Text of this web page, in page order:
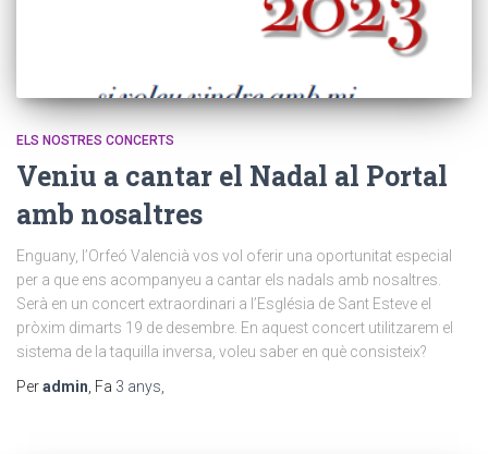
ELS NOSTRES CONCERTS
Veniu a cantar el Nadal al Portal
amb nosaltres
Enguany, l’Orfeó Valencià vos vol oferir una oportunitat especial
per a que ens acompanyeu a cantar els nadals amb nosaltres.
Serà en un concert extraordinari a l’Església de Sant Esteve el
pròxim dimarts 19 de desembre. En aquest concert utilitzarem el
sistema de la taquilla inversa, voleu saber en què consisteix?
Peradmin, Fa 3 anys,